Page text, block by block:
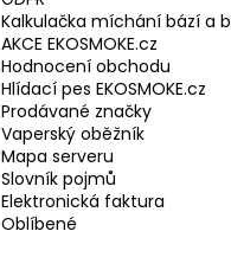
Kalkulačka míchání bází a
AKCE EKOSMOKE.cz
Hodnocení obchodu
Hlídací pes EKOSMOKE.cz
Prodávané značky
Vaperský oběžník
Mapa serveru
Slovník pojmů
Elektronická faktura
Oblíbené